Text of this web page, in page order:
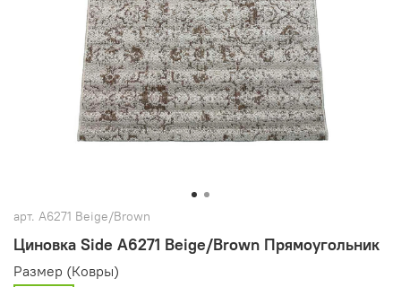
арт. A6271 Beige/Brown
Циновка Side A6271 Beige/Brown Прямоугольник
Размер (Ковры)